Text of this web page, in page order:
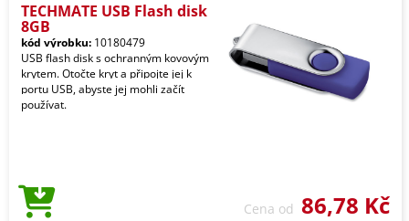
TECHMATE USB Flash disk
8GB
kód výrobku: 10180479
USB flash disk s ochranným kovovým
krytem. Otočte kryt a připojte jej k
portu USB, abyste jej mohli začít
používat.
Cena od 86,78 Kč